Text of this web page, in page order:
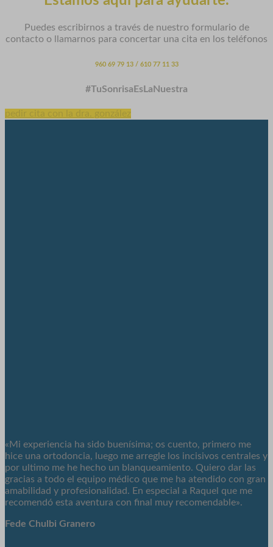
Puedes escribirnos a través de nuestro formulario de
contacto o llamarnos para concertar una cita en los teléfonos
960 69 79 13 / 610 77 11 33
#TuSonrisaEsLaNuestra
pedir cita con la dra. gonzález
«Mi experiencia ha sido buenísima; os cuento, primero me
hice una ortodoncia, luego me arregle los incisivos centrales y
por ultimo me he hecho un blanqueamiento. Quiero dar las
gracias a todo el equipo médico que me ha atendido con gran
amabilidad y profesionalidad. En especial a Raquel que me
recomendó esta aventura con final muy recomendable».
Fede Chulbi Granero